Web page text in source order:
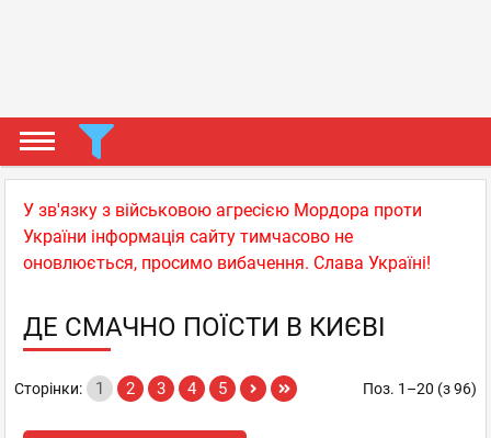
У зв'язку з військовою агресією Мордора проти
України інформація сайту тимчасово не
оновлюється, просимо вибачення. Слава Україні!
ДЕ СМАЧНО ПОЇСТИ В КИЄВІ
Поз. 1–20 (з 96)
Сторінки: 1 2 3 4 5